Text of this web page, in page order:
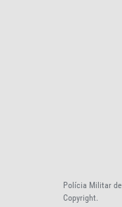
Polícia Militar
Copyright.